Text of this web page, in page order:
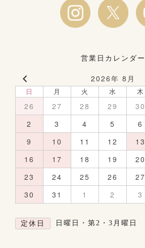
営業日カレンダー
2026年 8月
日 月 火 水 木
26 27 28 29 30
2
3 4 5 6
9
10 11 12 13
16
17 18 19 20
23
24 25 26 27
30
31 1 2 3
定休日 日曜日・第2・3月曜日